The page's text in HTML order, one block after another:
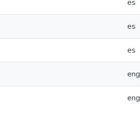
es
es
es
eng
eng